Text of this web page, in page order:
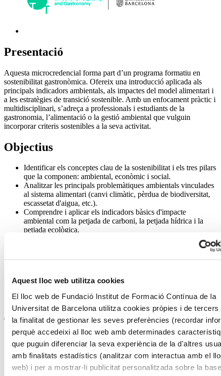
Aquest lloc web utilitza cookies
El lloc web de Fundació Institut de Formació Contínua de la
Universitat de Barcelona utilitza cookies pròpies i de tercers
la finalitat de gestionar les seves preferències (recordar
perquè accedeixi al lloc web amb determinades
que puguin diferenciar la seva experiència de la d'altres
amb finalitats estadístics (analitzar com interactua amb el
web) i per a mostrar-li publicitat personalitzada sobre la
Presentació
Aquesta microcredencial forma part d’un programa formatiu en
sostenibilitat gastronòmica. Ofereix una introducció aplicada als
principals indicadors ambientals, als impactes del model alimentari i
a les estratègies de transició sostenible. Amb un enfocament pràctic i
multidisciplinari, s’adreça a professionals i estudiants de la
gastronomia, l’alimentació o la gestió ambiental que vulguin
incorporar criteris sostenibles a la seva activitat.
Objectius
Identificar els conceptes clau de la sostenibilitat i els tres pilars
que la componen: ambiental, econòmic i social.
Analitzar les principals problemàtiques ambientals vinculades
al sistema alimentari (canvi climàtic, pèrdua de biodiversitat,
escassetat d'aigua, etc.).
Comprendre i aplicar els indicadors bàsics d'impacte
ambiental com la petjada de carboni, la petjada hídrica i la
petjada ecològica.
Reconèixer el paper del sector gastronòmic en el consum de
recursos naturals i en la generació d'impactes ambientals.
Desenvolupar habilitats per avaluar l'impacte ambiental de les
pròpies accions professionals i establir propostes de millora en
clau sostenible.
Tres raons per escollir-lo
Una formació reconeguda, perquè l’estudiant obtindrà un títol
emès per la Universitat de Barcelona i registrat a l’Europass.
Introduir criteris ambientals i socials en la pràctica